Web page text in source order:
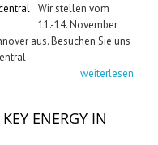
Wir stellen vom
11.-14. November
aus. Besuchen Sie uns
weiterlesen
ENERGY IN